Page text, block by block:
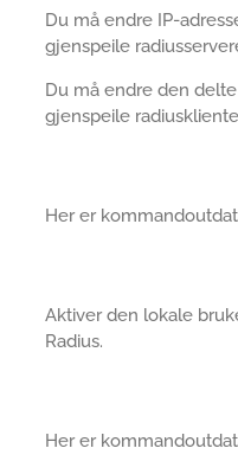
Du må endre IP-
gjenspeile
Du må endre den
gjenspeile
Her er
Aktiver den lokale
Radius.
Her er